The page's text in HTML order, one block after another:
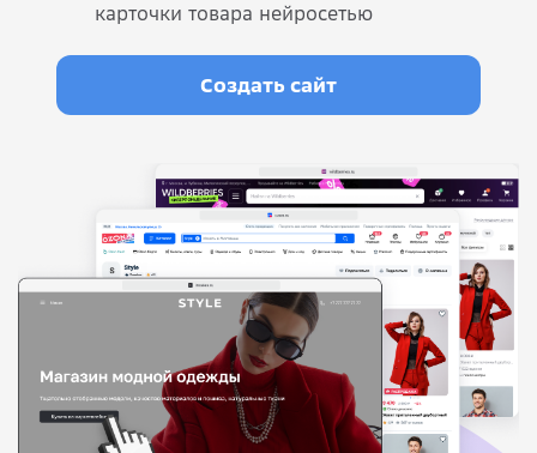
карточки товара нейросетью
Создать сайт